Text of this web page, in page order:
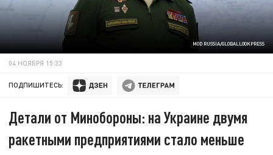
MOD RUSSIA/GLOBALLOOKPRESS
04 НОЯБРЯ 15:33
ПОДПИШИТЕСЬ:
Детали от Минобороны: на Украине двумя
ракетными предприятиями стало меньше